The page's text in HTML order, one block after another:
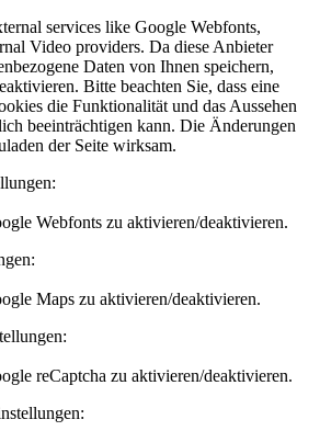
services like Google Webfonts,
Video providers. Da diese Anbieter
Daten von Ihnen speichern,
Bitte beachten Sie, dass eine
die Funktionalität und das Aussehen
beeinträchtigen kann. Die Änderungen
der Seite wirksam.
Webfonts zu aktivieren/deaktivieren.
Maps zu aktivieren/deaktivieren.
reCaptcha zu aktivieren/deaktivieren.